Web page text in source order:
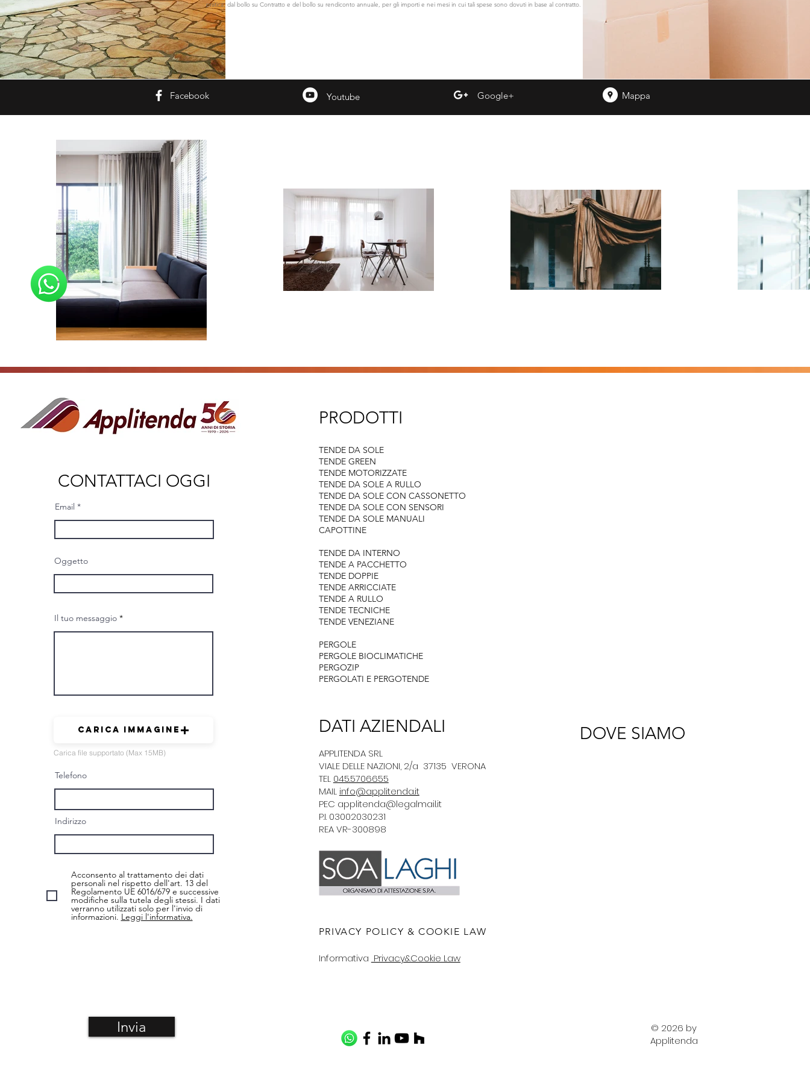
pratica, dal bollo su Contratto e del bollo su rendiconto annuale, per gli importi e nei mesi in cui tali spese sono dovuti in base al contratto.
Facebook Youtube Google+ Mappa
CONTATTACI OGGI
Email
Oggetto
Il tuo messaggio
Carica immagine
Carica file supportato (Max 15MB)
Telefono
Indirizzo
Acconsento al trattamento dei dati
personali nel rispetto dell'art. 13 del
Regolamento UE 6016/679 e successive
modifiche sulla tutela degli stessi. I dati
verranno utilizzati solo per l'invio di
informazioni. Leggi l'informativa.
Invia
PRODOTTI
TENDE DA SOLE
TENDE GREEN
TENDE MOTORIZZATE
TENDE DA SOLE A RULLO
TENDE DA SOLE CON CASSONETTO
TENDE DA SOLE CON SENSORI
TENDE DA SOLE MANUALI
CAPOTTINE
TENDE DA INTERNO
TENDE A PACCHETTO
TENDE DOPPIE
TENDE ARRICCIATE
TENDE A RULLO
TENDE TECNICHE
TENDE VENEZIANE
PERGOLE
PERGOLE BIOCLIMATICHE
PERGOZIP
PERGOLATI E PERGOTENDE
DATI AZIENDALI
​​APPLITENDA SRL
VIALE DELLE NAZIONI, 2/a 37135 VERONA
TEL 045.5706655
MAIL info@applitenda.it
PEC applitenda@legalmail.it
P.I. 03002030231
REA VR-300898
PRIVACY POLICY & COOKIE LAW
Informativa Privacy&Cookie Law
DOVE SIAMO
© 2026 by
Applitenda